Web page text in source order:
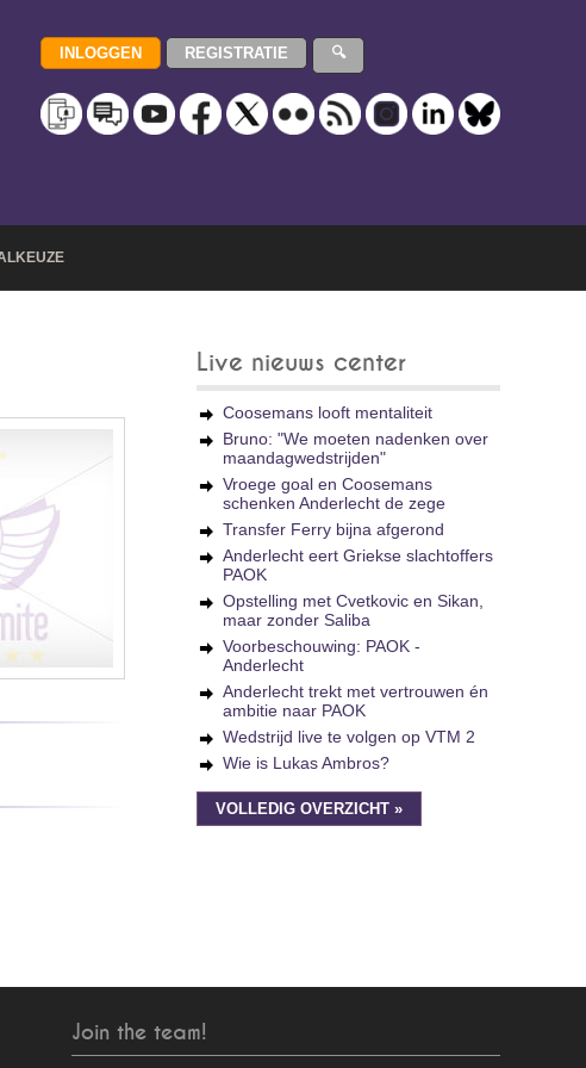
Live nieuws center
Coosemans looft mentaliteit
Bruno: "We moeten nadenken over
maandagwedstrijden"
Vroege goal en Coosemans
schenken Anderlecht de zege
Transfer Ferry bijna afgerond
Anderlecht eert Griekse slachtoffers
PAOK
Opstelling met Cvetkovic en Sikan,
maar zonder Saliba
Voorbeschouwing: PAOK -
Anderlecht
Anderlecht trekt met vertrouwen én
ambitie naar PAOK
Wedstrijd live te volgen op VTM 2
Wie is Lukas Ambros?
VOLLEDIG OVERZICHT »
Join the team!